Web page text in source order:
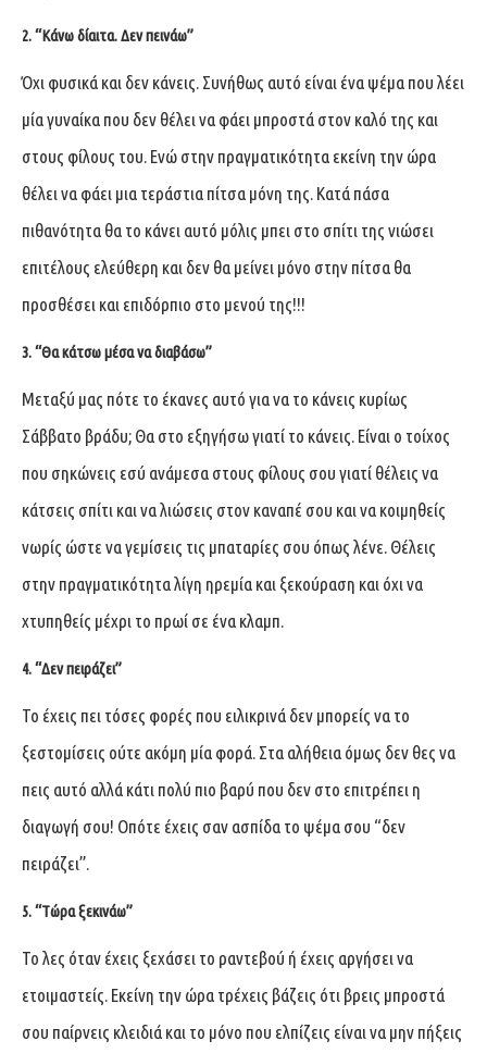
2. “Κάνω δίαιτα. Δεν πεινάω”
Όχι φυσικά και δεν κάνεις. Συνήθως αυτό είναι ένα ψέμα που λέει
μία γυναίκα που δεν θέλει να φάει μπροστά στον καλό της και
στους φίλους του. Ενώ στην πραγματικότητα εκείνη την ώρα
θέλει να φάει μια τεράστια πίτσα μόνη της. Κατά πάσα
πιθανότητα θα το κάνει αυτό μόλις μπει στο σπίτι της νιώσει
επιτέλους ελεύθερη και δεν θα μείνει μόνο στην πίτσα θα
προσθέσει και επιδόρπιο στο μενού της!!!
3. “Θα κάτσω μέσα να διαβάσω”
Μεταξύ μας πότε το έκανες αυτό για να το κάνεις κυρίως
Σάββατο βράδυ; Θα στο εξηγήσω γιατί το κάνεις. Είναι ο τοίχος
που σηκώνεις εσύ ανάμεσα στους φίλους σου γιατί θέλεις να
κάτσεις σπίτι και να λιώσεις στον καναπέ σου και να κοιμηθείς
νωρίς ώστε να γεμίσεις τις μπαταρίες σου όπως λένε. Θέλεις
στην πραγματικότητα λίγη ηρεμία και ξεκούραση και όχι να
χτυπηθείς μέχρι το πρωί σε ένα κλαμπ.
4. “Δεν πειράζει”
Το έχεις πει τόσες φορές που ειλικρινά δεν μπορείς να το
ξεστομίσεις ούτε ακόμη μία φορά. Στα αλήθεια όμως δεν θες να
πεις αυτό αλλά κάτι πολύ πιο βαρύ που δεν στο επιτρέπει η
διαγωγή σου! Οπότε έχεις σαν ασπίδα το ψέμα σου “δεν
πειράζει”.
5. “Τώρα ξεκινάω”
Το λες όταν έχεις ξεχάσει το ραντεβού ή έχεις αργήσει να
ετοιμαστείς. Εκείνη την ώρα τρέχεις βάζεις ότι βρεις μπροστά
σου παίρνεις κλειδιά και το μόνο που ελπίζεις είναι να μην πήξεις